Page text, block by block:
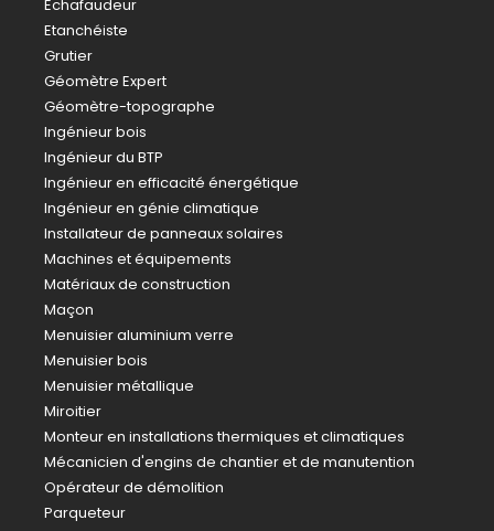
Echafaudeur
Etanchéiste
Grutier
Géomètre Expert
Géomètre-topographe
Ingénieur bois
Ingénieur du BTP
Ingénieur en efficacité énergétique
Ingénieur en génie climatique
Installateur de panneaux solaires
Machines et équipements
Matériaux de construction
Maçon
Menuisier aluminium verre
Menuisier bois
Menuisier métallique
Miroitier
Monteur en installations thermiques et climatiques
Mécanicien d'engins de chantier et de manutention
Opérateur de démolition
Parqueteur